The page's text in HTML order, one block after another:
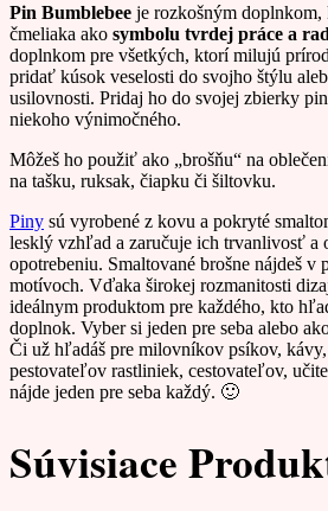
Pin Bumblebee je rozkošným doplnkom,
čmeliaka ako symbolu tvrdej práce a
doplnkom pre všetkých, ktorí milujú
pridať kúsok veselosti do svojho štýlu
usilovnosti. Pridaj ho do svojej zbierky
niekoho výnimočného.
Môžeš ho použiť ako „brošňu“ na
na tašku, ruksak, čiapku či šiltovku.
Piny sú vyrobené z kovu a pokryté
lesklý vzhľad a zaručuje ich trvanlivosť a
opotrebeniu. Smaltované brošne nájdeš v
motívoch. Vďaka širokej rozmanitosti
ideálnym produktom pre každého, kto
doplnok. Vyber si jeden pre seba alebo
Či už hľadáš pre milovníkov psíkov,
pestovateľov rastliniek, cestovateľov,
nájde jeden pre seba každý. 🙂
Súvisiace